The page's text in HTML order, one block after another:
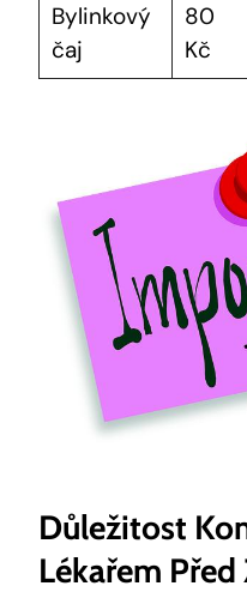
Bylinkový
čaj
80
Kč
Důležitost
Lékařem